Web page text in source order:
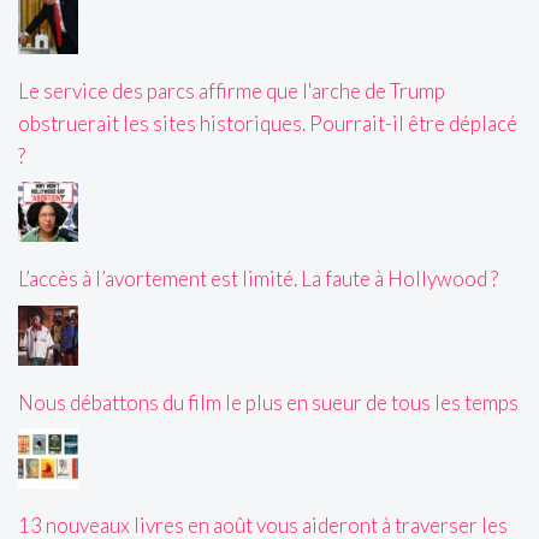
Le service des parcs affirme que l'arche de Trump
obstruerait les sites historiques. Pourrait-il être déplacé
?
L’accès à l’avortement est limité. La faute à Hollywood ?
Nous débattons du film le plus en sueur de tous les temps
13 nouveaux livres en août vous aideront à traverser les